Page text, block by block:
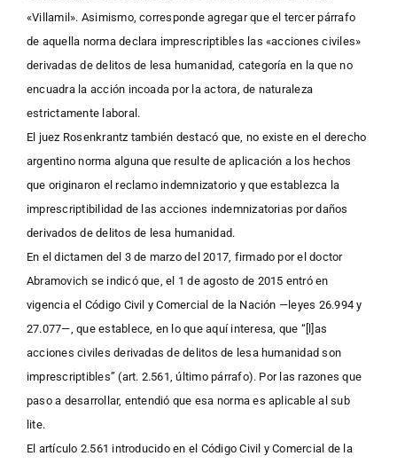
«Villamil». Asimismo, corresponde agregar que el tercer párrafo
de aquella norma declara imprescriptibles las «acciones civiles»
derivadas de delitos de lesa humanidad, categoría en la que no
encuadra la acción incoada por la actora, de naturaleza
estrictamente laboral.
El juez Rosenkrantz también destacó que, no existe en el derecho
argentino norma alguna que resulte de aplicación a los hechos
que originaron el reclamo indemnizatorio y que establezca la
imprescriptibilidad de las acciones indemnizatorias por daños
derivados de delitos de lesa humanidad.
En el dictamen del 3 de marzo del 2017, firmado por el doctor
Abramovich se indicó que, el 1 de agosto de 2015 entró en
vigencia el Código Civil y Comercial de la Nación —leyes 26.994 y
27.077—, que establece, en lo que aquí interesa, que “[l]as
acciones civiles derivadas de delitos de lesa humanidad son
imprescriptibles” (art. 2.561, último párrafo). Por las razones que
paso a desarrollar, entendió que esa norma es aplicable al sub
lite.
El artículo 2.561 introducido en el Código Civil y Comercial de la